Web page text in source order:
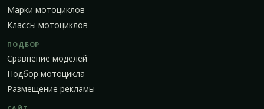
Марки мотоциклов
Классы мотоциклов
ПОДБОР
Сравнение моделей
Подбор мотоцикла
Размещение рекламы